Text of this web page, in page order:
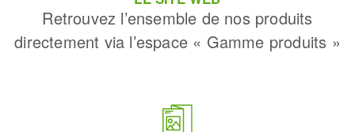
Retrouvez l’ensemble de nos produits
directement via l’espace « Gamme produits »